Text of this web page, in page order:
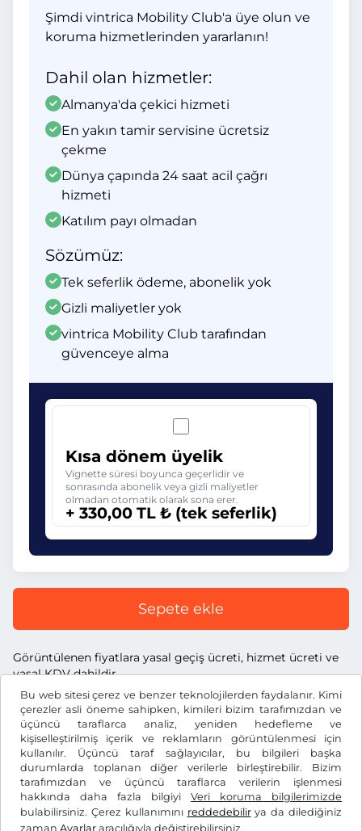
Bu web sitesi çerez ve benzer teknolojilerden faydalanır. Kimi
çerezler asli öneme sahipken, kimileri bizim tarafımızdan ve
üçüncü taraflarca analiz, yeniden hedefleme ve
kişiselleştirilmiş içerik ve reklamların görüntülenmesi için
kullanılır. Üçüncü taraf sağlayıcılar, bu bilgileri başka
durumlarda toplanan diğer verilerle birleştirebilir. Bizim
tarafımızdan ve üçüncü taraflarca verilerin işlenmesi
hakkında daha fazla bilgiyi Veri koruma bilgilerimizde
bulabilirsiniz. Çerez kullanımını reddedebilirya da dilediğiniz
zaman Ayarlar aracılığıyla değiştirebilirsiniz.
Şimdi vintrica Mobility Club'a üye olun ve
koruma hizmetlerinden yararlanın!
Dahil olan hizmetler:
Almanya'da çekici hizmeti
En yakın tamir servisine ücretsiz
çekme
Dünya çapında 24 saat acil çağrı
hizmeti
Katılım payı olmadan
Sözümüz:
Tek seferlik ödeme, abonelik yok
Gizli maliyetler yok
vintrica Mobility Club tarafından
güvenceye alma
Kısa dönem üyelik
Vignette süresi boyunca geçerlidir ve
sonrasında abonelik veya gizli maliyetler
olmadan otomatik olarak sona erer.
+ 330,00 TL ₺ (tek seferlik)
Sepete ekle
Görüntülenen fiyatlara yasal geçiş ücreti, hizmet ücreti ve
yasal KDV dahildir.
TL ₺TRY
Facebook Instagram